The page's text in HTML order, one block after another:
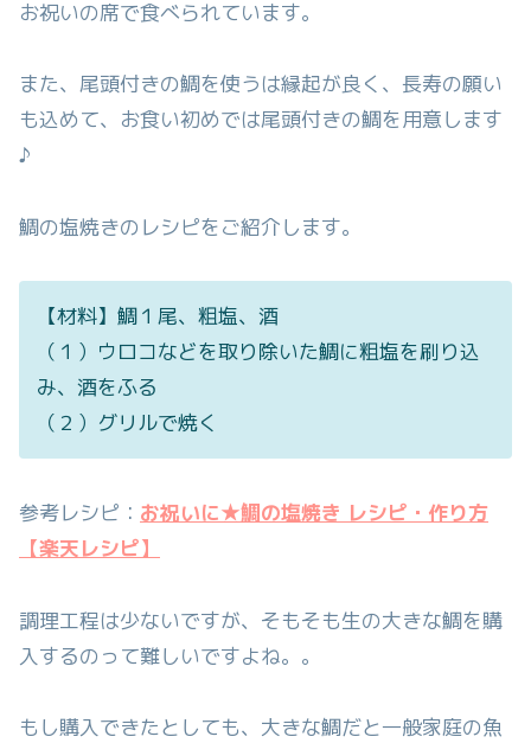
お祝いの席で食べられています。
また、尾頭付きの鯛を使うは縁起が良く、長寿の願い
も込めて、お食い初めでは尾頭付きの鯛を用意します
♪
鯛の塩焼きのレシピをご紹介します。
【材料】鯛１尾、粗塩、酒
（１）ウロコなどを取り除いた鯛に粗塩を刷り込
み、酒をふる
（２）グリルで焼く
参考レシピ： お祝いに★鯛の塩焼き レシピ・作り方
【楽天レシピ】
調理工程は少ないですが、そもそも生の大きな鯛を購
入するのって難しいですよね。。
もし購入できたとしても、大きな鯛だと一般家庭の魚